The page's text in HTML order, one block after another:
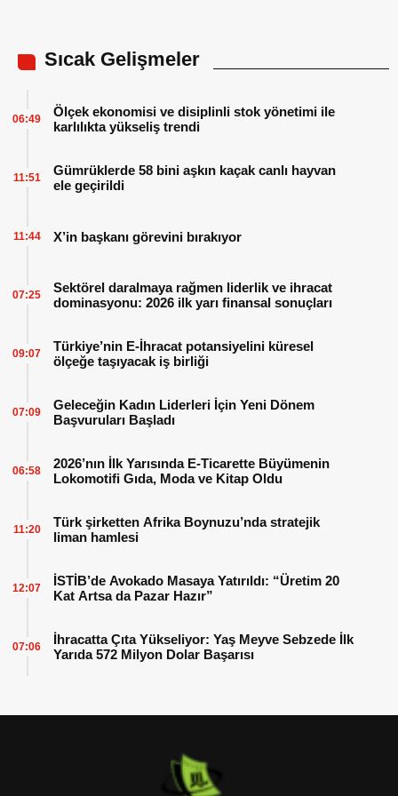
Sıcak Gelişmeler
Ölçek ekonomisi ve disiplinli stok yönetimi ile
karlılıkta yükseliş trendi
06:49
Gümrüklerde 58 bini aşkın kaçak canlı hayvan
ele geçirildi
11:51
X’in başkanı görevini bırakıyor
11:44
Sektörel daralmaya rağmen liderlik ve ihracat
dominasyonu: 2026 ilk yarı finansal sonuçları
07:25
Türkiye’nin E-İhracat potansiyelini küresel
ölçeğe taşıyacak iş birliği
09:07
Geleceğin Kadın Liderleri İçin Yeni Dönem
Başvuruları Başladı
07:09
2026’nın İlk Yarısında E-Ticarette Büyümenin
Lokomotifi Gıda, Moda ve Kitap Oldu
06:58
Türk şirketten Afrika Boynuzu’nda stratejik
liman hamlesi
11:20
İSTİB’de Avokado Masaya Yatırıldı: “Üretim 20
Kat Artsa da Pazar Hazır”
12:07
İhracatta Çıta Yükseliyor: Yaş Meyve Sebzede İlk
Yarıda 572 Milyon Dolar Başarısı
07:06